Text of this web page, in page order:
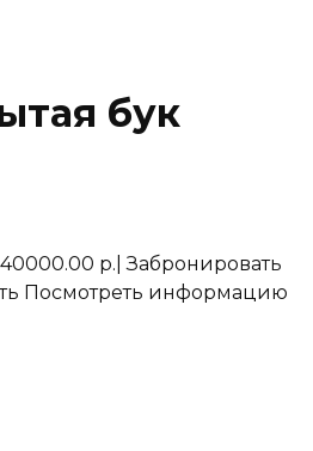
бук
р.| Забронировать
Посмотреть информацию